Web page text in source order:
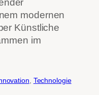
Technologie